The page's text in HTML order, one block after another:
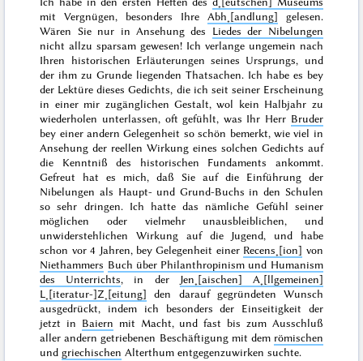
mit Vergnügen, besonders Ihre Abh˖[andlung] gelesen.
Wären Sie nur in Ansehung des Liedes der Nibelungen
nicht allzu sparsam gewesen! Ich verlange ungemein nach
Ihren historischen Erläuterungen seines Ursprungs, und
der ihm zu Grunde liegenden Thatsachen. Ich habe es bey
der Lektüre dieses Gedichts, die ich seit seiner Erscheinung
in einer mir zugänglichen Gestalt, wol kein Halbjahr zu
wiederholen unterlassen, oft gefühlt, was Ihr Herr Bruder
bey einer andern Gelegenheit so schön bemerkt, wie viel in
Ansehung der reellen Wirkung eines solchen Gedichts auf
die Kenntniß des historischen Fundaments ankommt.
Gefreut hat es mich, daß Sie auf die Einführung der
Nibelungen als Haupt- und Grund-Buchs in den Schulen
so sehr dringen. Ich hatte das nämliche Gefühl seiner
möglichen oder vielmehr unausbleiblichen, und
unwiderstehlichen Wirkung auf die Jugend, und habe
schon vor4 Jahren, bey Gelegenheit einer Recens˖[ion] von
Niethammers Buch über Philanthropinism und Humanism
des Unterrichts, in der Jen˖[aischen] A˖[llgemeinen]
L˖[iteratur-]Z˖[eitung] den darauf gegründeten Wunsch
ausgedrückt, indem ich besonders der Einseitigkeit der
jetzt in Baiern mit Macht, und fast bis zum Ausschluß
aller andern getriebenen Beschäftigung mit dem römischen
undgriechischen Alterthum entgegenzuwirken suchte.